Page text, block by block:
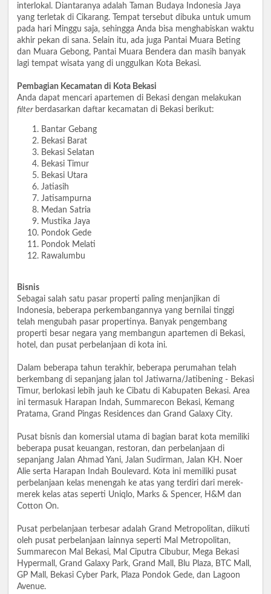
interlokal. Diantaranya adalah Taman Budaya Indonesia Jaya
yang terletak di Cikarang. Tempat tersebut dibuka untuk umum
pada hari Minggu saja, sehingga Anda bisa menghabiskan waktu
akhir pekan di sana. Selain itu, ada juga Pantai Muara Beting
dan Muara Gebong, Pantai Muara Bendera dan masih banyak
lagi tempat wisata yang di unggulkan Kota Bekasi.
Pembagian Kecamatan di Kota Bekasi
Anda dapat mencari apartemen di Bekasi dengan melakukan
filter berdasarkan daftar kecamatan di Bekasi berikut:
Bantar Gebang
Bekasi Barat
Bekasi Selatan
Bekasi Timur
Bekasi Utara
Jatiasih
Jatisampurna
Medan Satria
Mustika Jaya
Pondok Gede
Pondok Melati
Rawalumbu
Bisnis
Sebagai salah satu pasar properti paling menjanjikan di
Indonesia, beberapa perkembangannya yang bernilai tinggi
telah mengubah pasar propertinya. Banyak pengembang
properti besar negara yang membangun apartemen di Bekasi,
hotel, dan pusat perbelanjaan di kota ini.
Dalam beberapa tahun terakhir, beberapa perumahan telah
berkembang di sepanjang jalan tol Jatiwarna/Jatibening - Bekasi
Timur, berlokasi lebih jauh ke Cibatu di Kabupaten Bekasi. Area
ini termasuk Harapan Indah, Summarecon Bekasi, Kemang
Pratama, Grand Pingas Residences dan Grand Galaxy City.
Pusat bisnis dan komersial utama di bagian barat kota memiliki
beberapa pusat keuangan, restoran, dan perbelanjaan di
sepanjang Jalan Ahmad Yani, Jalan Sudirman, Jalan KH. Noer
Alie serta Harapan Indah Boulevard. Kota ini memiliki pusat
perbelanjaan kelas menengah ke atas yang terdiri dari merek-
merek kelas atas seperti Uniqlo, Marks & Spencer, H&M dan
Cotton On.
Pusat perbelanjaan terbesar adalah Grand Metropolitan, diikuti
oleh pusat perbelanjaan lainnya seperti Mal Metropolitan,
Summarecon Mal Bekasi, Mal Ciputra Cibubur, Mega Bekasi
Hypermall, Grand Galaxy Park, Grand Mall, Blu Plaza, BTC Mall,
GP Mall, Bekasi Cyber ​​Park, Plaza Pondok Gede, dan Lagoon
Avenue.